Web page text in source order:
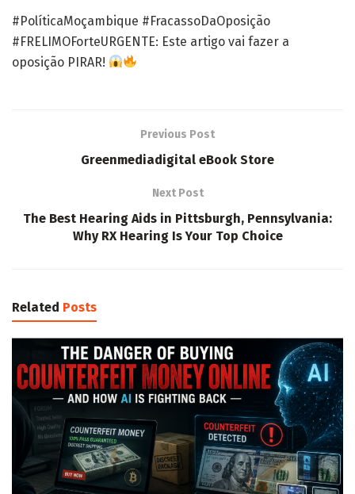
#PolíticaMoçambique #FracassoDaOposição
#FRELIMOForteURGENTE: Este artigo vai fazer a
oposição PIRAR!
Previous Post
Greenmediadigital eBook Store
Next Post
The Best Hearing Aids in Pittsburgh, Pennsylvania:
Why RX Hearing Is Your Top Choice
Related Posts